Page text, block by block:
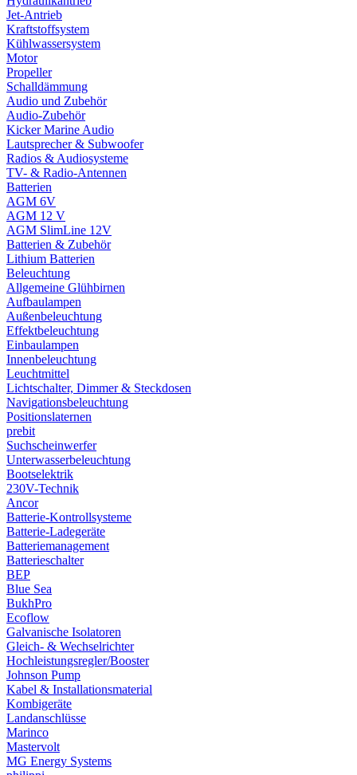
Jet-Antrieb
Kraftstoffsystem
Kühlwassersystem
Motor
Propeller
Schalldämmung
Audio und Zubehör
Audio-Zubehör
Kicker Marine Audio
Lautsprecher & Subwoofer
Radios & Audiosysteme
TV- & Radio-Antennen
Batterien
AGM 6V
AGM 12 V
AGM SlimLine 12V
Batterien & Zubehör
Lithium Batterien
Beleuchtung
Allgemeine Glühbirnen
Aufbaulampen
Außenbeleuchtung
Effektbeleuchtung
Einbaulampen
Innenbeleuchtung
Leuchtmittel
Lichtschalter, Dimmer & Steckdosen
Navigationsbeleuchtung
Positionslaternen
prebit
Suchscheinwerfer
Unterwasserbeleuchtung
Bootselektrik
230V-Technik
Ancor
Batterie-Kontrollsysteme
Batterie-Ladegeräte
Batteriemanagement
Batterieschalter
BEP
Blue Sea
BukhPro
Ecoflow
Galvanische Isolatoren
Gleich- & Wechselrichter
Hochleistungsregler/Booster
Johnson Pump
Kabel & Installationsmaterial
Kombigeräte
Landanschlüsse
Marinco
Mastervolt
MG Energy Systems